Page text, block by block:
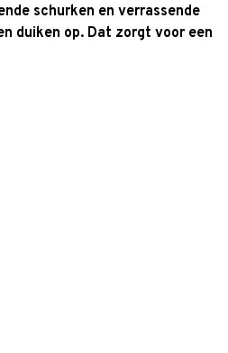
schurken en verrassende
duiken op. Dat zorgt voor een